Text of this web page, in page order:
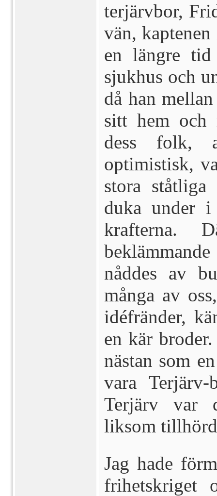
terjärvbor,
vän,
en längre
sjukhus och
då han
sitt hem och
dess folk,
optimistisk,
stora
duka under i
krafterna.
nåddes av
många av
idéfränder,
en kär
nästan som
vara
Terjärv var
liksom
Jag hade
frihetskriget